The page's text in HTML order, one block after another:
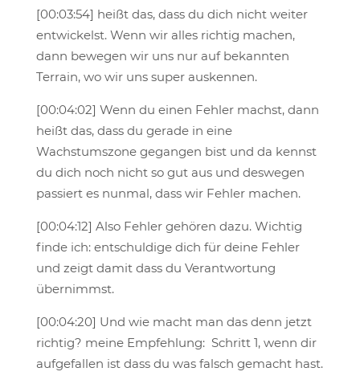
[00:03:54] heißt das, dass du dich nicht weiter
entwickelst. Wenn wir alles richtig machen,
dann bewegen wir uns nur auf bekannten
Terrain, wo wir uns super auskennen.
[00:04:02] Wenn du einen Fehler machst, dann
heißt das, dass du gerade in eine
Wachstumszone gegangen bist und da kennst
du dich noch nicht so gut aus und deswegen
passiert es nunmal, dass wir Fehler machen.
[00:04:12] Also Fehler gehören dazu. Wichtig
finde ich: entschuldige dich für deine Fehler
und zeigt damit dass du Verantwortung
übernimmst.
[00:04:20] Und wie macht man das denn jetzt
richtig? meine Empfehlung: Schritt 1, wenn dir
aufgefallen ist dass du was falsch gemacht hast.